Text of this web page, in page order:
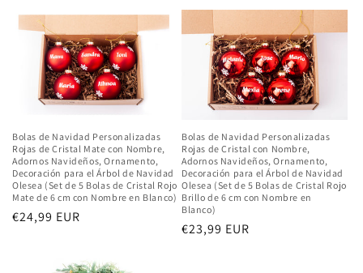
Bolas de Navidad Personalizadas
Rojas de Cristal Mate con Nombre,
Adornos Navideños, Ornamento,
Decoración para el Árbol de Navidad
Olesea (Set de 5 Bolas de Cristal Rojo
Mate de 6 cm con Nombre en Blanco)
Precio
€24,99 EUR
Bolas de Navidad Personalizadas
Rojas de Cristal con Nombre,
Adornos Navideños, Ornamento,
Decoración para el Árbol de Navidad
Olesea (Set de 5 Bolas de Cristal Rojo
Brillo de 6 cm con Nombre en
Blanco)
Precio
€23,99 EUR